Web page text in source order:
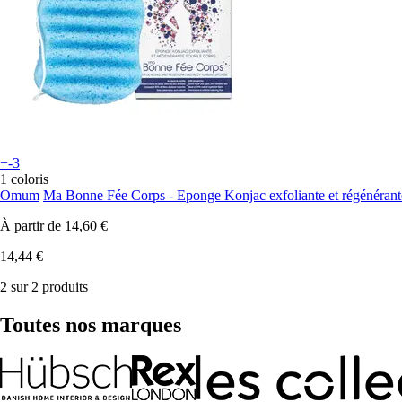
+-3
1 coloris
Omum Ma Bonne Fée Corps - Eponge Konjac exfoliante et
À partir de 14,60 €
14,44 €
2 sur 2 produits
Toutes nos marques